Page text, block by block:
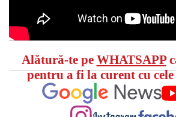
Alătură-te pe WHATSAPP
pentru a fi la curent cu